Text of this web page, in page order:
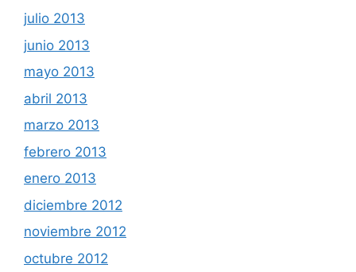
julio 2013
junio 2013
mayo 2013
abril 2013
marzo 2013
febrero 2013
enero 2013
diciembre 2012
noviembre 2012
octubre 2012